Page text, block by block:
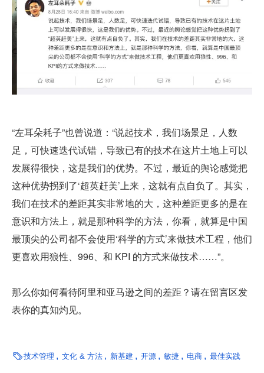
“左耳朵耗子”也曾说道：“说起技术，我们场景足，人数
足，可快速迭代试错，导致已有的技术在这片土地上可以
发展得很快，这是我们的优势。不过，最近的舆论感觉把
这种优势拐到了‘超英赶美’上来，这就有点自负了。其实，
我们在技术的差距其实非常地的大，这种差距更多的是在
意识和方法上，就是那种科学的方法，你看，就算是中国
最顶尖的公司都不会使用‘科学的方式’来做技术工程，他们
更喜欢用狼性、996、和 KPI 的方式来做技术……”。
那么你如何看待阿里和亚马逊之间的差距？请在留言区发
表你的真知灼见。
技术管理 文化 & 方法 新基建 开源 敏捷 电商 最佳实践